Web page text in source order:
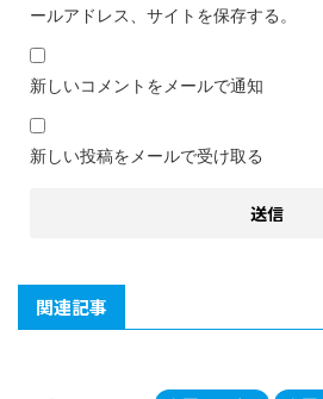
ールアドレス、サイトを保存する。
新しいコメントをメールで通知
新しい投稿をメールで受け取る
関連記事